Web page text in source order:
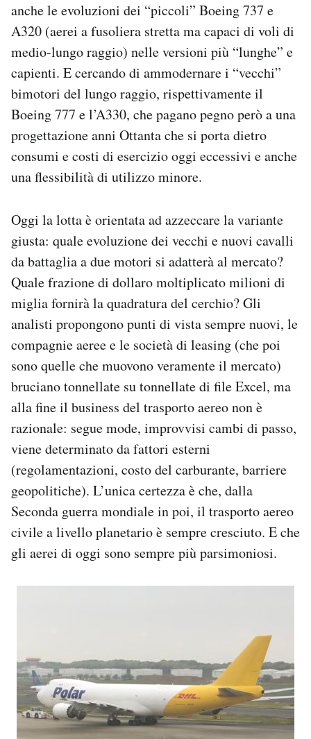
anche le evoluzioni dei “piccoli” Boeing 737 e
A320 (aerei a fusoliera stretta ma capaci di voli di
medio-lungo raggio) nelle versioni più “lunghe” e
capienti. E cercando di ammodernare i “vecchi”
bimotori del lungo raggio, rispettivamente il
Boeing 777 e l’A330, che pagano pegno però a una
progettazione anni Ottanta che si porta dietro
consumi e costi di esercizio oggi eccessivi e anche
una flessibilità di utilizzo minore.
Oggi la lotta è orientata ad azzeccare la variante
giusta: quale evoluzione dei vecchi e nuovi cavalli
da battaglia a due motori si adatterà al mercato?
Quale frazione di dollaro moltiplicato milioni di
miglia fornirà la quadratura del cerchio? Gli
analisti propongono punti di vista sempre nuovi, le
compagnie aeree e le società di leasing (che poi
sono quelle che muovono veramente il mercato)
bruciano tonnellate su tonnellate di file Excel, ma
alla fine il business del trasporto aereo non è
razionale: segue mode, improvvisi cambi di passo,
viene determinato da fattori esterni
(regolamentazioni, costo del carburante, barriere
geopolitiche). L’unica certezza è che, dalla
Seconda guerra mondiale in poi, il trasporto aereo
civile a livello planetario è sempre cresciuto. E che
gli aerei di oggi sono sempre più parsimoniosi.